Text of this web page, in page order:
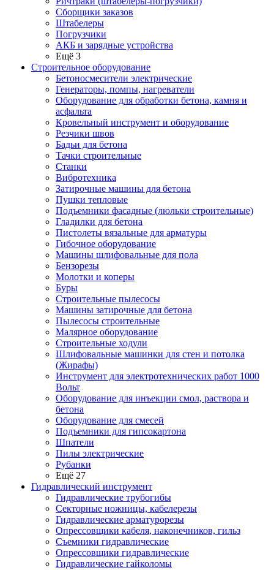
Сборщики заказов
Штабелеры
Погрузчики
АКБ и зарядные устройства
Ещё 3
Строительное оборудование
Бетоносмесители электрические
Генераторы, помпы, нагреватели
Оборудование для обработки бетона, камня и
асфальта
Кровельный инструмент и оборудование
Резчики швов
Бадьи для бетона
Тачки строительные
Станки
Вибротехника
Затирочные машины для бетона
Пушки тепловые
Подъемники фасадные (люльки строительные)
Гладилки для бетона
Пистолеты вязальные для арматуры
Гибочное оборудование
Машины шлифовальные для пола
Бензорезы
Молотки и коперы
Буры
Строительные пылесосы
Машины затирочные для бетона
Пылесосы строительные
Малярное оборудование
Строительные ходули
Шлифовальные машинки для стен и потолка
(Жирафы)
Инструмент для электротехнических работ 1000
Вольт
Оборудование для инъекции смол, раствора и
бетона
Оборудование для смесей
Подъемники для гипсокартона
Шпатели
Пилы электрические
Рубанки
Ещё 27
Гидравлический инструмент
Гидравлические трубогибы
Секторные ножницы, кабелерезы
Гидравлические арматурорезы
Опрессовщики кабеля, наконечников, гильз
Съемники гидравлические
Опрессовщики гидравлические
Гидравлические гайколомы